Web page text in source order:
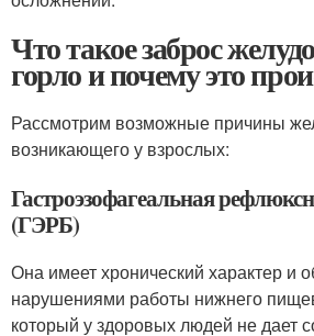
Что такое заброс
горло и почему это
Рассмотрим возможные причины
возникающего у взрослых:
Гастроэзофагеальная
(ГЭРБ)
Она имеет хронический характер и
нарушениями работы нижнего
который у здоровых людей не дает